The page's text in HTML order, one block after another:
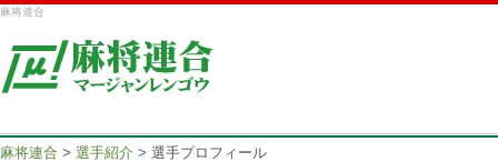
麻将連合
麻将連合 > 選手紹介 > 選手プロフィール